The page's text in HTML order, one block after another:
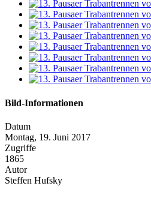
Bild-Informationen
Datum
Montag, 19. Juni 2017
Zugriffe
1865
Autor
Steffen Hufsky